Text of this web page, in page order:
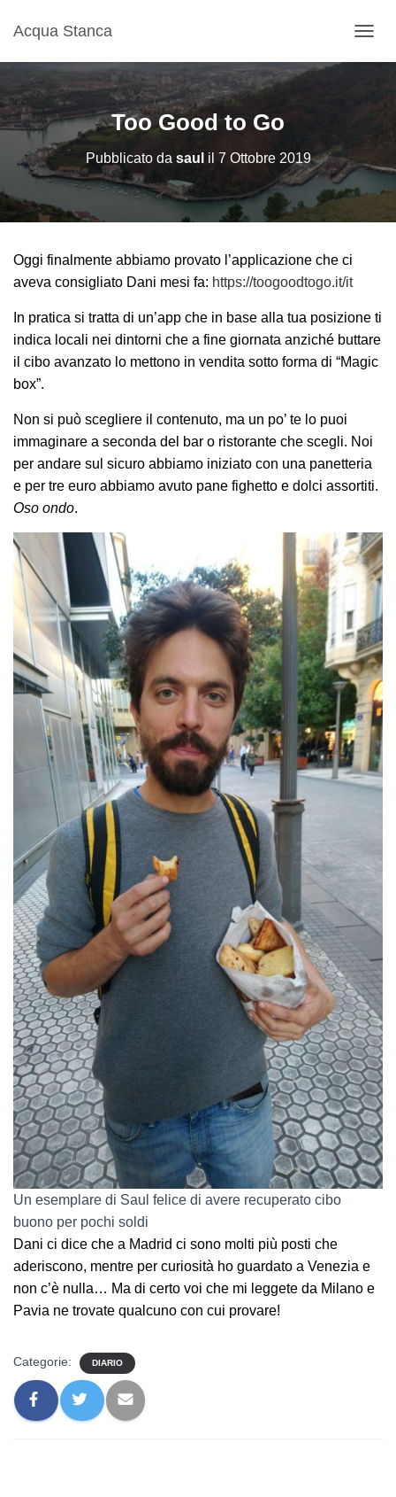
Acqua Stanca
A
I
N
E
Too Good to Go
Pubblicato da saul il 7 Ottobre 2019
Oggi finalmente abbiamo provato l’applicazione che ci
aveva consigliato Dani mesi fa: https://toogoodtogo.it/it
In pratica si tratta di un’app che in base alla tua posizione ti
indica locali nei dintorni che a fine giornata anziché buttare
il cibo avanzato lo mettono in vendita sotto forma di “Magic
box”.
Non si può scegliere il contenuto, ma un po’ te lo puoi
immaginare a seconda del bar o ristorante che scegli. Noi
per andare sul sicuro abbiamo iniziato con una panetteria
e per tre euro abbiamo avuto pane fighetto e dolci assortiti.
Oso ondo.
Un esemplare di Saul felice di avere recuperato cibo
buono per pochi soldi
Dani ci dice che a Madrid ci sono molti più posti che
aderiscono, mentre per curiosità ho guardato a Venezia e
non c’è nulla… Ma di certo voi che mi leggete da Milano e
Pavia ne trovate qualcuno con cui provare!
Categorie: DIARIO